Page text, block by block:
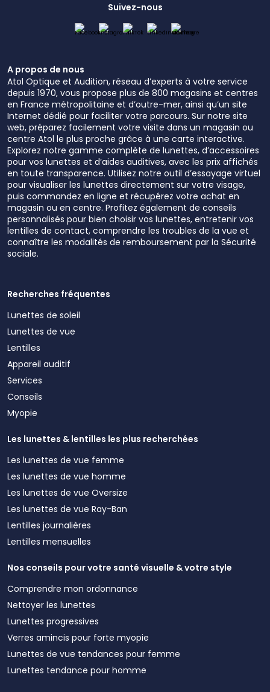
Suivez-nous
A propos de nous
Atol Optique et Audition, réseau d’experts à votre service
depuis 1970, vous propose plus de 800 magasins et centres
en France métropolitaine et d’outre-mer, ainsi qu’un site
Internet dédié pour faciliter votre parcours. Sur notre site
web, préparez facilement votre visite dans un magasin ou
centre Atol le plus proche grâce à une carte interactive.
Explorez notre gamme complète de lunettes, d’accessoires
pour vos lunettes et d’aides auditives, avec les prix affichés
en toute transparence. Utilisez notre outil d’essayage virtuel
pour visualiser les lunettes directement sur votre visage,
puis commandez en ligne et récupérez votre achat en
magasin ou en centre. Profitez également de conseils
personnalisés pour bien choisir vos lunettes, entretenir vos
lentilles de contact, comprendre les troubles de la vue et
connaître les modalités de remboursement par la Sécurité
sociale.
Recherches fréquentes
Lunettes de soleil
Lunettes de vue
Lentilles
Appareil auditif
Services
Conseils
Myopie
Les lunettes & lentilles les plus recherchées
Les lunettes de vue femme
Les lunettes de vue homme
Les lunettes de vue Oversize
Les lunettes de vue Ray-Ban
Lentilles journalières
Lentilles mensuelles
Nos conseils pour votre santé visuelle & votre style
Comprendre mon ordonnance
Nettoyer les lunettes
Lunettes progressives
Verres amincis pour forte myopie
Lunettes de vue tendances pour femme
Lunettes tendance pour homme